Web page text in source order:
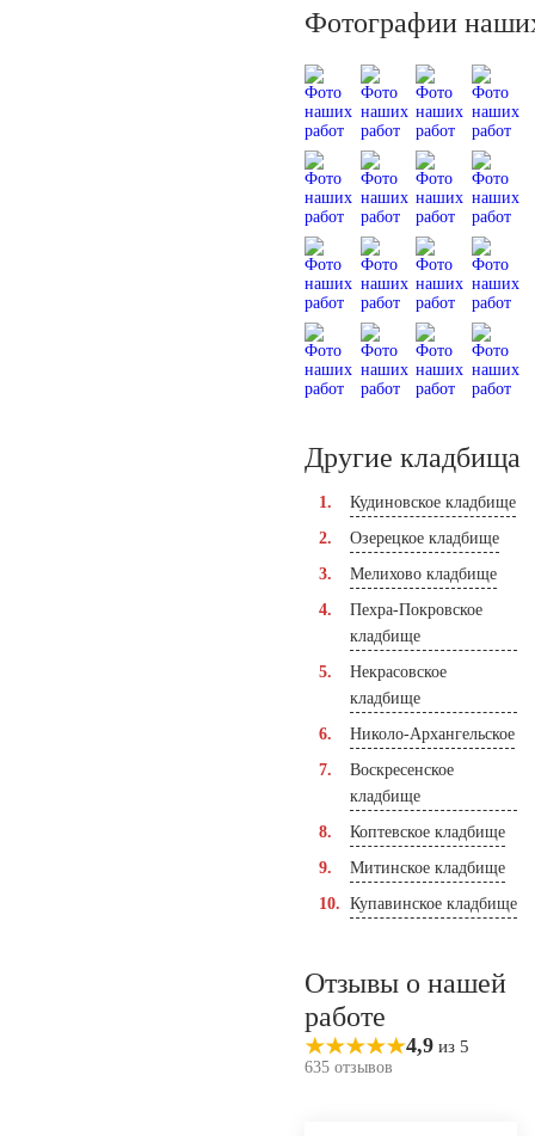
Фотографии
Другие кладбища
Кудиновское кладбище
Озерецкое кладбище
Мелихово кладбище
Пехра-Покровское
кладбище
Некрасовское
кладбище
Николо-Архангельское
Воскресенское
кладбище
Коптевское кладбище
Митинское кладбище
Купавинское кладбище
Отзывы о нашей
работе
4,9 из 5
635 отзывов